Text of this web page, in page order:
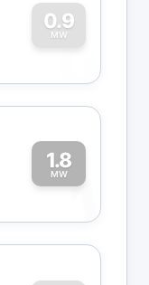
0.9
MW
0
1.8
MW1